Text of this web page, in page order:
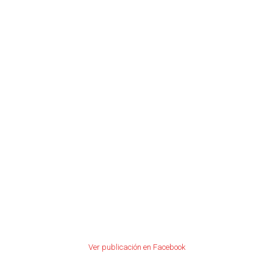
Ver publicación en Facebook